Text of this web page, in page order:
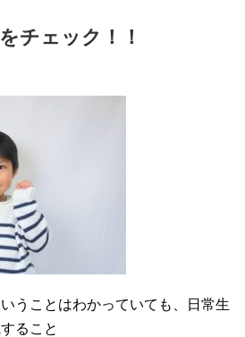
チェック！！
うことはわかっていても、日常生
ること